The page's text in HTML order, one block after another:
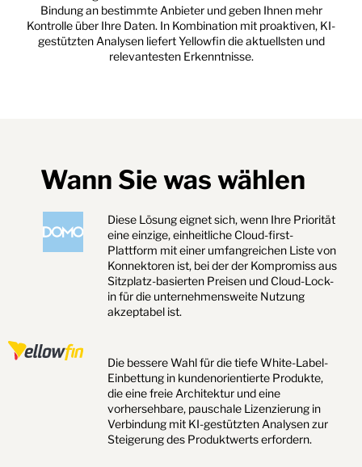
Bindung an bestimmte Anbieter und geben Ihnen mehr
Kontrolle über Ihre Daten. In Kombination mit proaktiven, KI-
gestützten Analysen liefert Yellowfin die aktuellsten und
relevantesten Erkenntnisse.
Wann Sie was wählen
Diese Lösung eignet sich, wenn Ihre Priorität
eine einzige, einheitliche Cloud-first-
Plattform mit einer umfangreichen Liste von
Konnektoren ist, bei der der Kompromiss aus
Sitzplatz-basierten Preisen und Cloud-Lock-
in für die unternehmensweite Nutzung
akzeptabel ist.
Die bessere Wahl für die tiefe White-Label-
Einbettung in kundenorientierte Produkte,
die eine freie Architektur und eine
vorhersehbare, pauschale Lizenzierung in
Verbindung mit KI-gestützten Analysen zur
Steigerung des Produktwerts erfordern.